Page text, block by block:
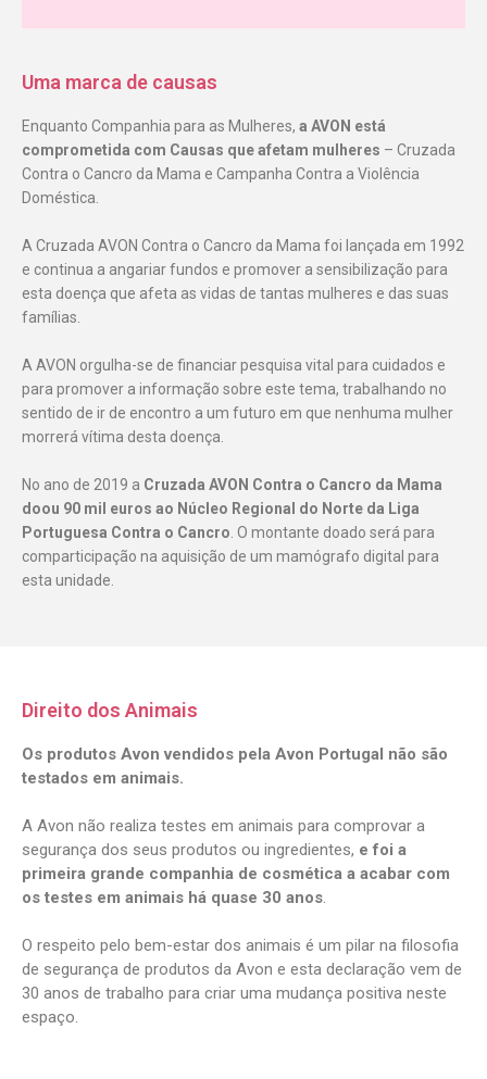
Uma marca de causas
Enquanto Companhia para as Mulheres, a AVON está
comprometida com Causas que afetam mulheres – Cruzada
Contra o Cancro da Mama e Campanha Contra a Violência
Doméstica.
A Cruzada AVON Contra o Cancro da Mama foi lançada em 1992
e continua a angariar fundos e promover a sensibilização para
esta doença que afeta as vidas de tantas mulheres e das suas
famílias.
A AVON orgulha-se de financiar pesquisa vital para cuidados e
para promover a informação sobre este tema, trabalhando no
sentido de ir de encontro a um futuro em que nenhuma mulher
morrerá vítima desta doença.
No ano de 2019 a Cruzada AVON Contra o Cancro da Mama
doou 90 mil euros ao Núcleo Regional do Norte da Liga
Portuguesa Contra o Cancro . O montante doado será para
comparticipação na aquisição de um mamógrafo digital para
esta unidade.
Direito dos Animais
Os produtos Avon vendidos pela Avon Portugal não são
testados em animais.
A Avon não realiza testes em animais para comprovar a
segurança dos seus produtos ou ingredientes, e foi a
primeira grande companhia de cosmética a acabar com
os testes em animais há quase 30 anos.
O respeito pelo bem-estar dos animais é um pilar na filosofia
de segurança de produtos da Avon e esta declaração vem de
30 anos de trabalho para criar uma mudança positiva neste
espaço.